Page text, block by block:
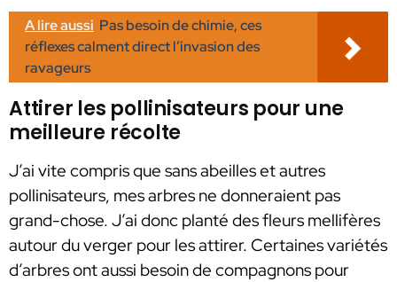
A lire aussi Pas besoin de chimie, ces
réflexes calment direct l’invasion des
ravageurs
Attirer les pollinisateurs pour une
meilleure récolte
J’ai vite compris que sans abeilles et autres
pollinisateurs, mes arbres ne donneraient pas
grand-chose. J’ai donc planté des fleurs mellifères
autour du verger pour les attirer. Certaines variétés
d’arbres ont aussi besoin de compagnons pour